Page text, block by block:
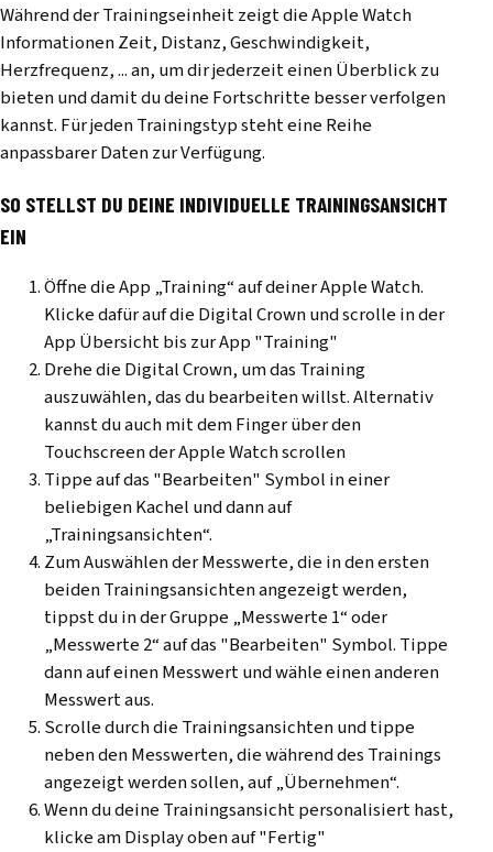
Während der Trainingseinheit zeigt die Apple Watch
Informationen Zeit, Distanz, Geschwindigkeit,
Herzfrequenz, ... an, um dir jederzeit einen Überblick zu
bieten und damit du deine Fortschritte besser verfolgen
kannst. Für jeden Trainingstyp steht eine Reihe
anpassbarer Daten zur Verfügung.
SO STELLST DU DEINE INDIVIDUELLE TRAININGSANSICHT
EIN
Öffne die App „Training“ auf deiner Apple Watch.
Klicke dafür auf die Digital Crown und scrolle in der
App Übersicht bis zur App "Training"
Drehe die Digital Crown, um das Training
auszuwählen, das du bearbeiten willst. Alternativ
kannst du auch mit dem Finger über den
Touchscreen der Apple Watch scrollen
Tippe auf das "Bearbeiten" Symbol in einer
beliebigen Kachel und dann auf
„Trainingsansichten“.
Zum Auswählen der Messwerte, die in den ersten
beiden Trainingsansichten angezeigt werden,
tippst du in der Gruppe „Messwerte 1“ oder
„Messwerte 2“ auf das "Bearbeiten" Symbol. Tippe
dann auf einen Messwert und wähle einen anderen
Messwert aus.
Scrolle durch die Trainingsansichten und tippe
neben den Messwerten, die während des Trainings
angezeigt werden sollen, auf „Übernehmen“.
Wenn du deine Trainingsansicht personalisiert hast,
klicke am Display oben auf "Fertig"